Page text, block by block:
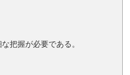
把握が必要である。